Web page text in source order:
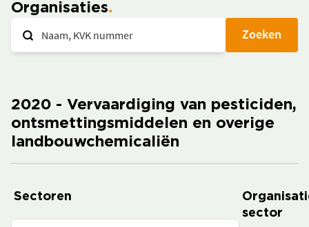
Organisaties
Zoeken
2020 - Vervaardiging van pesticiden,
ontsmettingsmiddelen en overige
landbouwchemicaliën
Sectoren
sector